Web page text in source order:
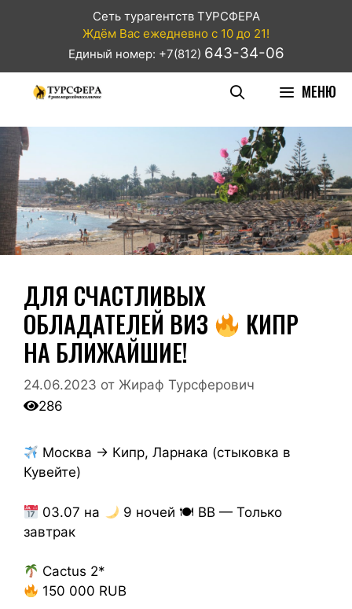
Сеть турагентств ТУРСФЕРА
Ждём Вас ежедневно с 10 до 21!
Единый номер: +7(812) 643-34-06
МЕНЮ
ДЛЯ СЧАСТЛИВЫХ
ОБЛАДАТЕЛЕЙ ВИЗ
КИПР
НА БЛИЖАЙШИЕ!
24.06.2023 от Жираф Турсферович
286
Москва → Кипр, Ларнака (стыковка в
Кувейте)
03.07 на
9 ночей 🍽 BB — Только
завтрак
Cactus 2*
150 000 RUB